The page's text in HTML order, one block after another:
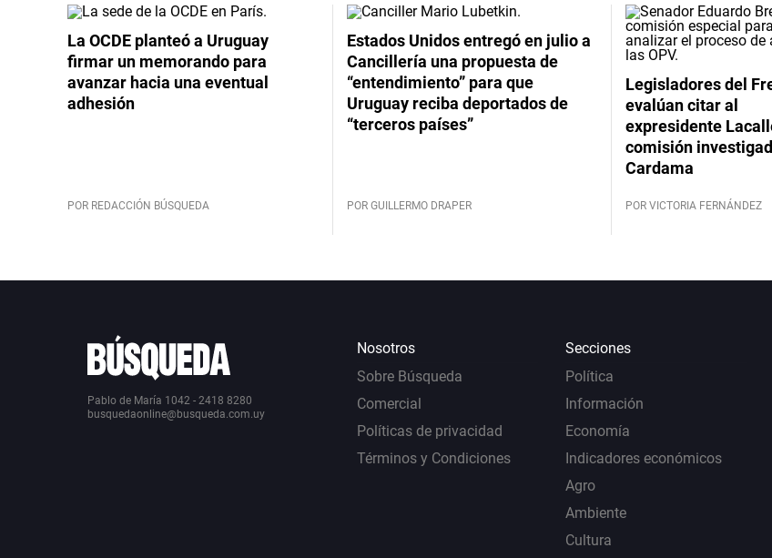
La OCDE planteó a Uruguay
firmar un memorando para
avanzar hacia una eventual
adhesión
POR REDACCIÓN BÚSQUEDA
Estados Unidos entregó en julio a
Cancillería una propuesta de
“entendimiento” para que
Uruguay reciba deportados de
“terceros países”
POR GUILLERMO DRAPER
Legisladores del
evalúan citar al
expresidente
comisión
Cardama
POR VICTORIA FERNÁNDEZ
Pablo de María 1042 - 2418 8280
busquedaonline@busqueda.com.uy
Nosotros
Sobre Búsqueda
Comercial
Políticas de privacidad
Términos y Condiciones
Secciones
Política
Información
Economía
Indicadores económicos
Agro
Ambiente
Cultura